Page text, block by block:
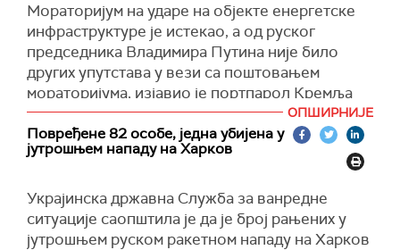
Мораторијум на ударе на објекте енергетске
инфраструктуре је истекао, а од руског
председника Владимира Путина није било
других упутстава у вези са поштовањем
мораторијума, изјавио је портпарол Кремља
Дмитриј Песков.
"У овом тренутку нема других инструкција од
врховног команданта, руског председника
одговарајући на питање о даљим акцијама у
вези са ударима на енергетске објекте.
ОПШИРНИЈЕ
Повређене 82 особе, једна убијена у
јутрошњем нападу на Харков
Украјинска државна Служба за ванредне
ситуације саопштила је да је број рањених у
јутрошњем руском ракетном нападу на Харков